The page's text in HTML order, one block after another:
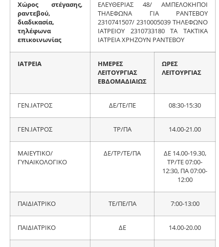
Χώρος στέγασης,
ραντεβού,
διαδικασία,
τηλέφωνα
επικοινωνίας
ΕΛΕΥΘΕΡΙΑΣ 48/ ΑΜΠΕΛΟΚΗΠΟΙ
ΤΗΛΕΦΩΝΑ ΓΙΑ ΡΑΝΤΕΒΟΥ
2310741507/ 2310005039 ΤΗΛΕΦΩΝΟ
ΙΑΤΡΕΙΟΥ 2310733180 ΤΑ ΤΑΚΤΙΚΑ
ΙΑΤΡΕΙΑ ΧΡΗΖΟΥΝ ΡΑΝΤΕΒΟΥ
ΙΑΤΡΕΙΑ
ΗΜΕΡΕΣ
ΛΕΙΤΟΥΡΓΙΑΣ
ΕΒΔΟΜΑΔΙΑΙΩΣ
ΩΡΕΣ
ΛΕΙΤΟΥΡΓΙΑΣ
ΓΕΝ.ΙΑΤΡΟΣ ΔΕ/ΤΕ/ΠΕ 08:30-15:30
ΓΕΝ.ΙΑΤΡΟΣ ΤΡ/ΠΑ 14.00-21.00
ΜΑΙΕΥΤΙΚΟ/
ΓΥΝΑΙΚΟΛΟΓΙΚΟ
ΔΕ/ΤΡ/ΤΕ/ΠΑ
ΔΕ 14.00-19.30,
ΤΡ/ΤΕ 07:00-
12:30, ΠΑ 07:00-
12:00
ΠΑΙΔΙΑΤΡΙΚΟ ΤΕ/ΠΕ/ΠΑ 7:00-13:00
ΠΑΙΔΙΑΤΡΙΚΟ ΔΕ 14.00-20.00